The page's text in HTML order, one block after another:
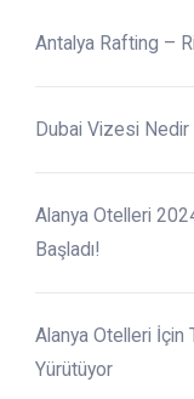
Antalya Rafting –
Dubai Vizesi
Alanya Otelleri
Başladı!
Alanya Otelleri İçin
Yürütüyor